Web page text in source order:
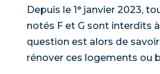
Depuis le 1° janvier 2023,
notés F et G sont interdits
question est alors de savoir
rénover ces logements ou